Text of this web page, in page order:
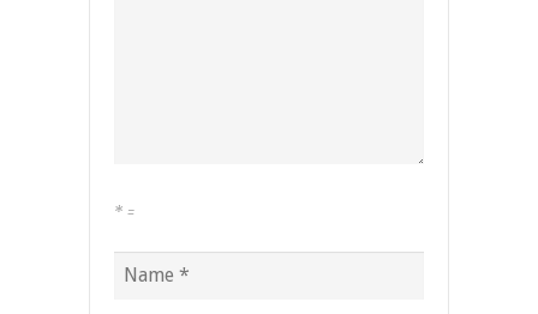
* =